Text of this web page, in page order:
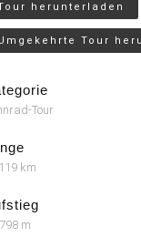
herunterladen
Tour
Tour
119 km
m